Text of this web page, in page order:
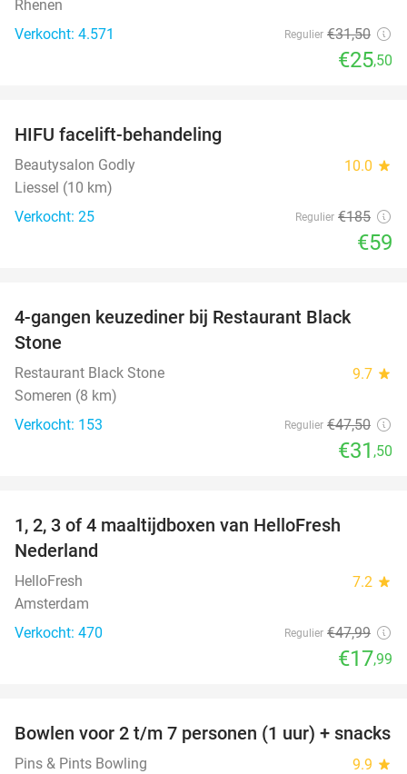
Rhenen
Verkocht: 4.571
Regulier €31,50
€25,50
HIFU facelift-behandeling
Beautysalon Godly 10.0 star
Liessel (10 km)
Verkocht: 25
Regulier €185
€59
34%
4-gangen keuzediner bij Restaurant Black
Stone
Restaurant Black Stone 9.7 star
Someren (8 km)
Verkocht: 153
Regulier €47,50
€31 ,50
1, 2, 3 of 4 maaltijdboxen van HelloFresh
Nederland
HelloFresh 7.2 star
Amsterdam
Verkocht: 470
Regulier €47,99
€17,99
52%
Bowlen voor 2 t/m 7 personen (1 uur) + snacks
Pins & Pints Bowling 9.9 star